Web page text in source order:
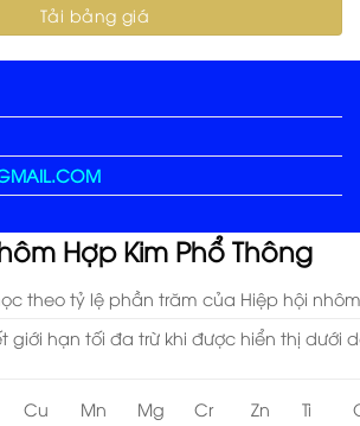
Hợp Kim Phổ Thông
theo tỷ lệ phần trăm của Hiệp hội
giới hạn tối đa trừ khi được hiển thị dưới
Cu Mn Mg Cr Zn Ti